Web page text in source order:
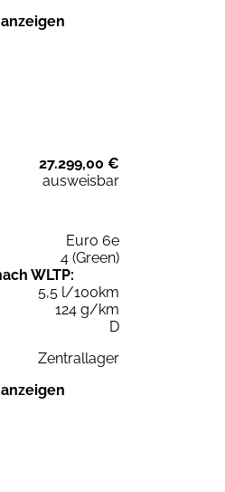
27.299,00 €
ausweisbar
Euro 6e
4 (Green)
WLTP:
5,5 l/100km
124 g/km
D
Zentrallager